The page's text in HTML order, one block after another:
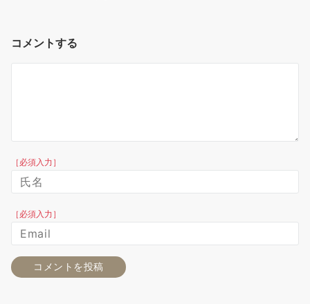
コメントする
［必須入力］
［必須入力］